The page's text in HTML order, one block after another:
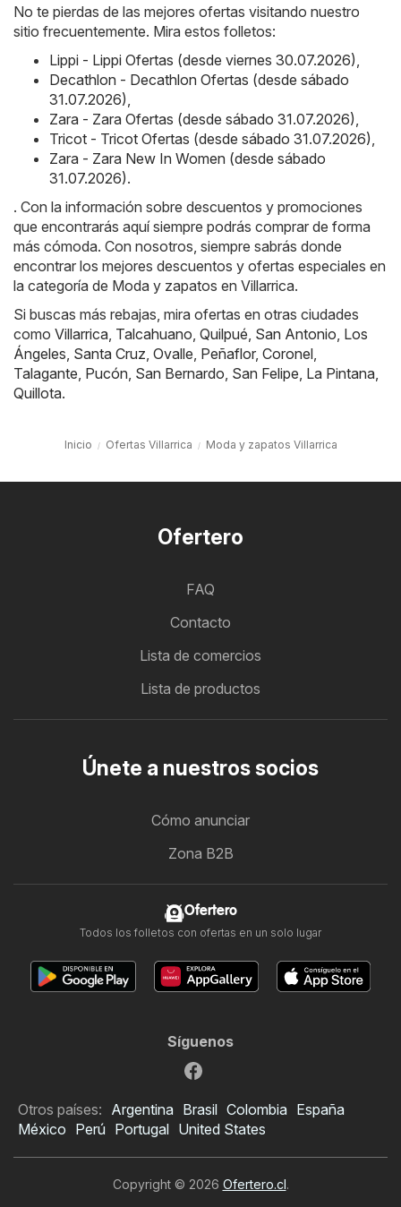
No te pierdas de las mejores ofertas visitando nuestro
sitio frecuentemente. Mira estos folletos:
Lippi - Lippi Ofertas (desde viernes 30.07.2026),
Decathlon - Decathlon Ofertas (desde sábado
31.07.2026),
Zara - Zara Ofertas (desde sábado 31.07.2026),
Tricot - Tricot Ofertas (desde sábado 31.07.2026),
Zara - Zara New In Women (desde sábado
31.07.2026).
. Con la información sobre descuentos y promociones
que encontrarás aquí siempre podrás comprar de forma
más cómoda. Con nosotros, siempre sabrás donde
encontrar los mejores descuentos y ofertas especiales en
la categoría de Moda y zapatos en Villarrica.
Si buscas más rebajas, mira ofertas en otras ciudades
como Villarrica, Talcahuano, Quilpué, San Antonio, Los
Ángeles, Santa Cruz, Ovalle, Peñaflor, Coronel,
Talagante, Pucón, San Bernardo, San Felipe, La Pintana,
Quillota.
Inicio Ofertas Villarrica Moda y zapatos Villarrica
Ofertero
FAQ
Contacto
Lista de comercios
Lista de productos
Únete a nuestros socios
Cómo anunciar
Zona B2B
Ofertero
Todos los folletos con ofertas en un solo lugar
Síguenos
Otros países: Argentina Brasil Colombia España
México Perú Portugal United States
Copyright © 2026 Ofertero.cl.